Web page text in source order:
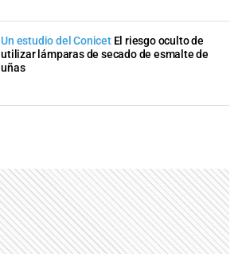
Un estudio del Conicet El riesgo oculto de
utilizar lámparas de secado de esmalte de
uñas